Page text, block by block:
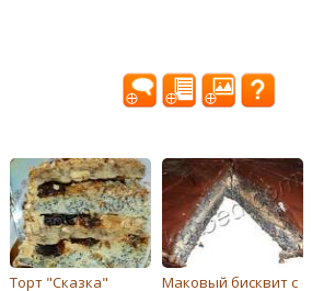
Торт "Сказка"
Маковый бисквит с